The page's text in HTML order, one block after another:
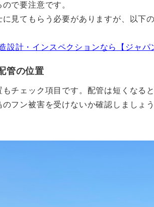
で要注意です。
見てもらう必要がありますが、以下
設計・インスペクションなら【ジャパ
管の位置
チェック項目です。配管は短くなる
フン被害を受けないか確認しましょう